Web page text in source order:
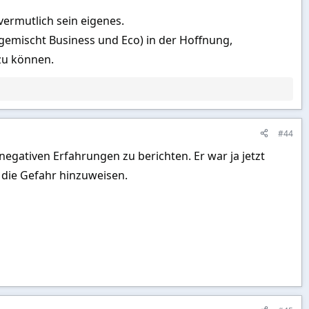
stattdessen brachte er mich in einen Club im Keller eines
mehrere Runden für die Frauen und ließ es es krachen –
ließ ich daher freundlich abblitzen oder beschränkte mich
ich, sie mache einen Scherz, weil sie mich nicht verstand. Kurz
ich schnell Vertrauen zu der Vietnamesin – vielleicht auch
sein eigenes.
Business und Eco) in der Hoffnung,
können.
#44
Erfahrungen zu berichten. Er war ja jetzt
Gefahr hinzuweisen.